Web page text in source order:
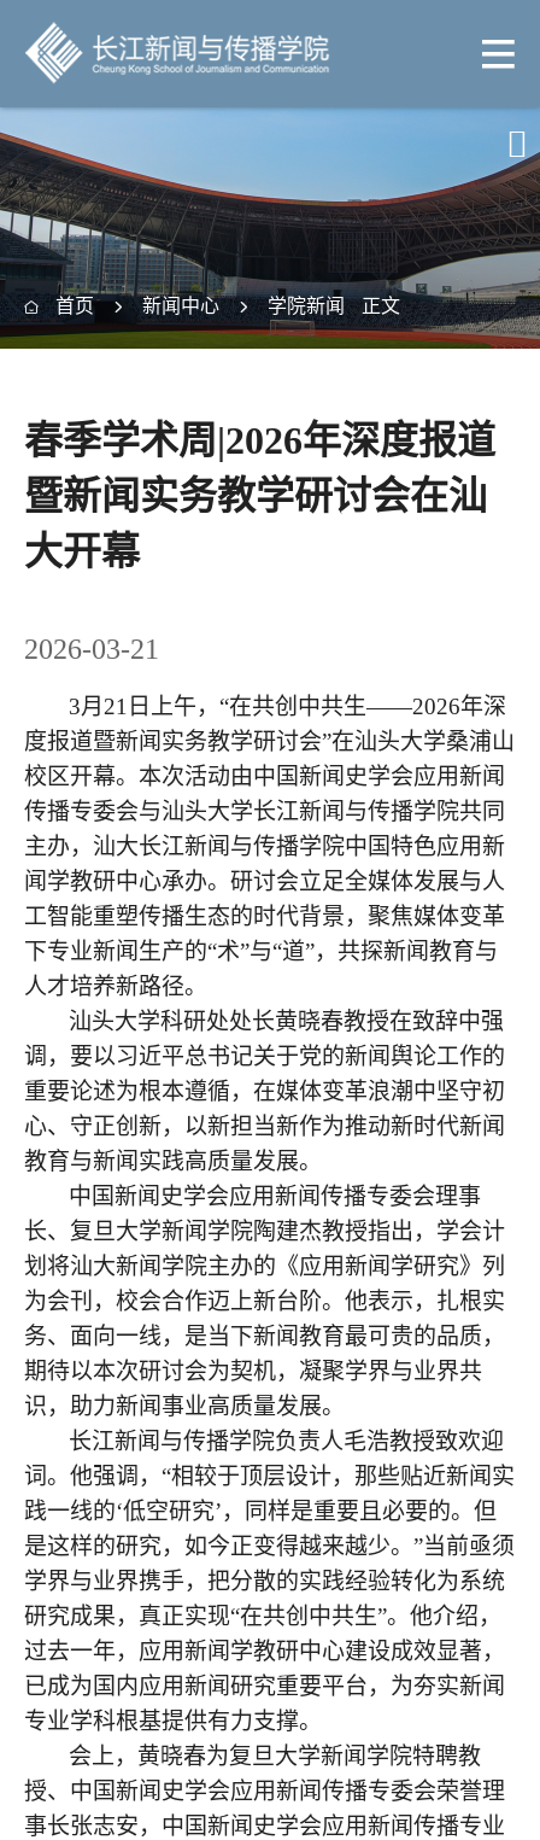

 首页  新闻中心  学院新闻 正文
春季学术周|2026年深度报道
暨新闻实务教学研讨会在汕
大开幕
2026-03-21
3月21日上午，“在共创中共生——2026年深
度报道暨新闻实务教学研讨会”在汕头大学桑浦山
校区开幕。本次活动由中国新闻史学会应用新闻
传播专委会与汕头大学长江新闻与传播学院共同
主办，汕大长江新闻与传播学院中国特色应用新
闻学教研中心承办。研讨会立足全媒体发展与人
工智能重塑传播生态的时代背景，聚焦媒体变革
下专业新闻生产的“术”与“道”，共探新闻教育与
人才培养新路径。
汕头大学科研处处长黄晓春教授在致辞中强
调，要以习近平总书记关于党的新闻舆论工作的
重要论述为根本遵循，在媒体变革浪潮中坚守初
心、守正创新，以新担当新作为推动新时代新闻
教育与新闻实践高质量发展。
中国新闻史学会应用新闻传播专委会理事
长、复旦大学新闻学院陶建杰教授指出，学会计
划将汕大新闻学院主办的《应用新闻学研究》列
为会刊，校会合作迈上新台阶。他表示，扎根实
务、面向一线，是当下新闻教育最可贵的品质，
期待以本次研讨会为契机，凝聚学界与业界共
识，助力新闻事业高质量发展。
长江新闻与传播学院负责人毛浩教授致欢迎
词。他强调， “相较于顶层设计，那些贴近新闻实
践一线的‘低空研究’，同样是重要且必要的。但
是这样的研究，如今正变得越来越少。”当前亟须
学界与业界携手，把分散的实践经验转化为系统
研究成果，真正实现“在共创中共生”。他介绍，
过去一年，应用新闻学教研中心建设成效显著，
已成为国内应用新闻研究重要平台，为夯实新闻
专业学科根基提供有力支撑。
会上，黄晓春为复旦大学新闻学院特聘教
授、中国新闻史学会应用新闻传播专委会荣誉理
事长张志安，中国新闻史学会应用新闻传播专业